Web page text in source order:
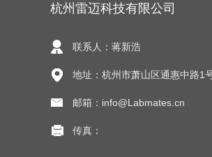
杭州雷迈科技有限公司
联系人：蒋新浩
地址：杭州市萧山区通惠中路1
邮箱：info@Labmates.cn
传真：